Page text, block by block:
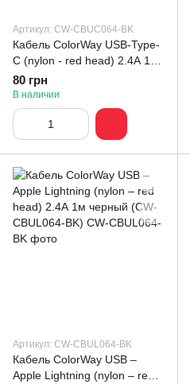
Артикул: CW-CBUC064-BK
Кабель ColorWay USB-Type-
C (nylon - red head) 2.4А 1м
черный (CW-CBUC064-BK)
80 грн
В наличии
Артикул: CW-CBUL064-BK
Кабель ColorWay USB –
Apple Lightning (nylon – red